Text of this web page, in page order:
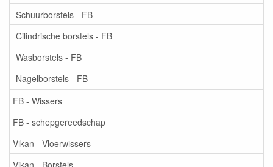
Schuurborstels - FB
Cilindrische borstels - FB
Wasborstels - FB
Nagelborstels - FB
FB - Wissers
FB - schepgereedschap
Vikan - Vloerwissers
Vikan - Borstels